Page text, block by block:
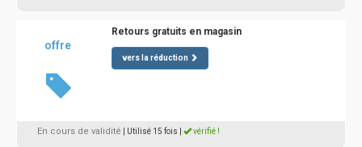
offre
Retours gratuits en magasin
vers la réduction
En cours de validité | Utilisé 15 fois vérifié !